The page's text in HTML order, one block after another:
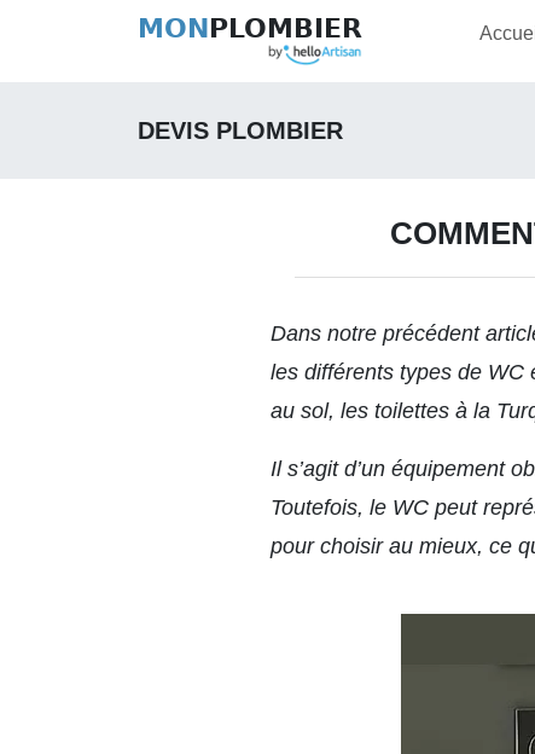
MONPLOMBIER
DEVIS PLOMBIER
Dans notre précédent
les différents types de WC
au sol, les toilettes à la
Il s’agit d’un équipement
Toutefois, le WC peut
pour choisir au mieux, ce